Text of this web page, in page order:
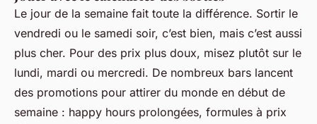
Le jour de la semaine fait toute la différence. Sortir le
vendredi ou le samedi soir, c’est bien, mais c’est aussi
plus cher. Pour des prix plus doux, misez plutôt sur le
lundi, mardi ou mercredi. De nombreux bars lancent
des promotions pour attirer du monde en début de
semaine : happy hours prolongées, formules à prix